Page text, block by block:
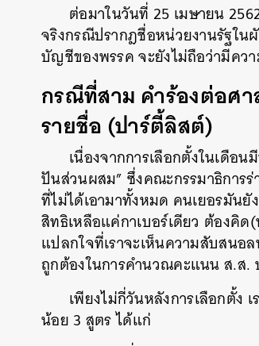
ต่อมาในวันที่ 25 เมษายน
จริงกรณีปรากฎชื่อหน่วยงานรัฐใน
บัญชีของพรรค จะยังไม่ถือว่ามีคว
กรณีที่สาม คำร้องต่อศ
รายชื่อ (ปาร์ตี้ลิสต์)
เนื่องจากการเลือกตั้งในเดือ
ปันส่วนผสม” ซึ่งคณะกรรมาธิการ
ที่ไม่ได้เอามาทั้งหมด คนเยอรมัน
สิทธิเหลือแค่กาเบอร์เดียว ต้องคิด
แปลกใจที่เราจะเห็นความสับสนอ
ถูกต้องในการคำนวณคะแนน ส.ส
เพียงไม่กี่วันหลังการเลือกตั้ง
น้อย 3 สูตร ได้แก่